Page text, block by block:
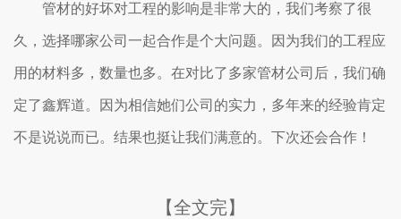
管材的好坏对工程的影响是非常大的，我们考察了很
久，选择哪家公司一起合作是个大问题。因为我们的工程应
用的材料多，数量也多。在对比了多家管材公司后，我们确
定了鑫辉道。因为相信她们公司的实力，多年来的经验肯定
不是说说而已。结果也挺让我们满意的。下次还会合作！
【全文完】